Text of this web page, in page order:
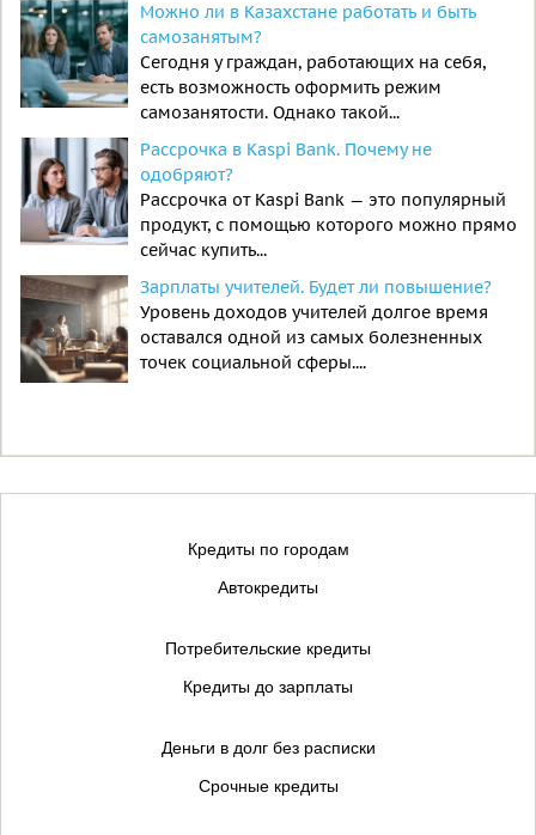
Можно ли в Казахстане работать и быть
самозанятым?
Сегодня у граждан, работающих на себя,
есть возможность оформить режим
самозанятости. Однако такой...
Рассрочка в Kaspi Bank. Почему не
одобряют?
Рассрочка от Kaspi Bank — это популярный
продукт, с помощью которого можно прямо
сейчас купить...
Зарплаты учителей. Будет ли повышение?
Уровень доходов учителей долгое время
оставался одной из самых болезненных
точек социальной сферы....
Кредиты по городам
Автокредиты
Потребительские кредиты
Кредиты до зарплаты
Деньги в долг без расписки
Срочные кредиты